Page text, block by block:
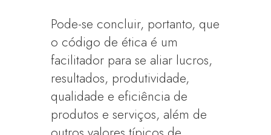
Pode-se concluir, portanto, que
o código de ética é um
facilitador para se aliar lucros,
resultados, produtividade,
qualidade e eficiência de
produtos e serviços, além de